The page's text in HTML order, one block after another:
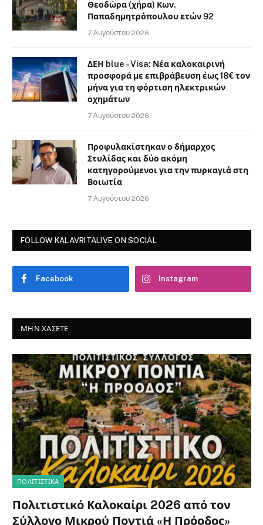
Θεοδώρα (χήρα) Κων.
Παπαδημητρόπουλου ετών 92
7 Αυγούστου 2026
ΔΕΗ blue – Visa: Νέα καλοκαιρινή
προσφορά με επιβράβευση έως 18€ τον
μήνα για τη φόρτιση ηλεκτρικών
οχημάτων
7 Αυγούστου 2026
Προφυλακίστηκαν ο δήμαρχος
Στυλίδας και δύο ακόμη
κατηγορούμενοι για την πυρκαγιά στη
Βοιωτία
7 Αυγούστου 2026
FOLLOW KALAVRITALIVE ON SOCIAL
Facebook Instagram
ΜΗΝ ΧΆΣΕΤΕ
ΠΟΛΙΤΙΣΤΙΚΑ
Πολιτιστικό Καλοκαίρι 2026 από τον
Σύλλογο Μικρού Ποντιά «Η Πρόοδος»